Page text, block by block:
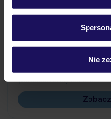
Szczegółowe informacje o
Nie
Często zadawane
Jak zmienić uczestników/osobę
Czy w Hotelu będzie
Na jakiej podstawie i gdzie
pokładowe/bilety lotnicze?